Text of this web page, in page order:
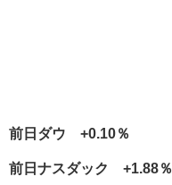
前日ダウ +0.10％
前日ナスダック +1.88％